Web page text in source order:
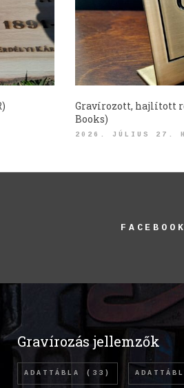
Gravírozott, hajlított
Books)
2026. JÚLIUS 27.
FACEBOOK
Gravírozás jellemzők
ADATTÁBLA (33)